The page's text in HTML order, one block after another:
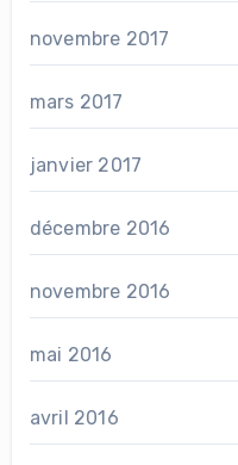
novembre 2017
mars 2017
janvier 2017
décembre 2016
novembre 2016
mai 2016
avril 2016